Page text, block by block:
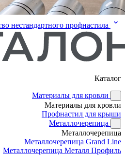
нестандартного профнастила
Каталог
Материалы для кровли
Материалы для кровли
Профнастил для крыши
Металлочерепица
Металлочерепица
Металлочерепица Grand Line
Металлочерепица Металл Профиль